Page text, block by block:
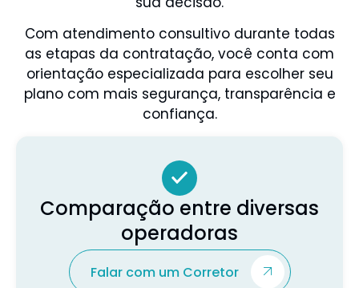
Com atendimento consultivo durante todas
as etapas da contratação, você conta com
orientação especializada para escolher seu
plano com mais segurança, transparência e
confiança.
Comparação entre diversas
operadoras
Falar com um Corretor